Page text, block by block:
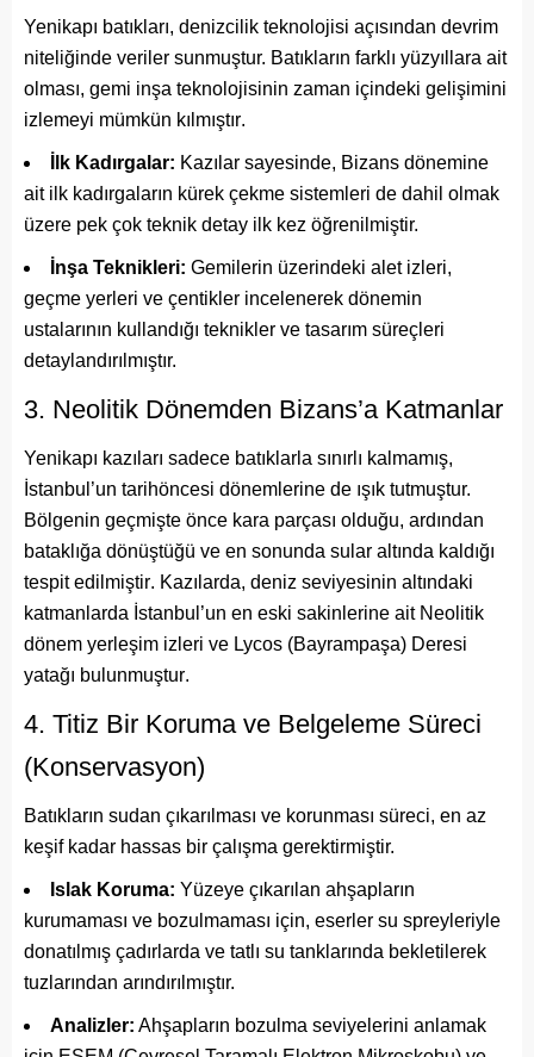
Yenikapı batıkları, denizcilik teknolojisi açısından devrim
niteliğinde veriler sunmuştur. Batıkların farklı yüzyıllara ait
olması, gemi inşa teknolojisinin zaman içindeki gelişimini
izlemeyi mümkün kılmıştır.
İlk Kadırgalar: Kazılar sayesinde, Bizans dönemine
ait ilk kadırgaların kürek çekme sistemleri de dahil olmak
üzere pek çok teknik detay ilk kez öğrenilmiştir.
İnşa Teknikleri: Gemilerin üzerindeki alet izleri,
geçme yerleri ve çentikler incelenerek dönemin
ustalarının kullandığı teknikler ve tasarım süreçleri
detaylandırılmıştır.
3. Neolitik Dönemden Bizans’a Katmanlar
Yenikapı kazıları sadece batıklarla sınırlı kalmamış,
İstanbul’un tarihöncesi dönemlerine de ışık tutmuştur.
Bölgenin geçmişte önce kara parçası olduğu, ardından
bataklığa dönüştüğü ve en sonunda sular altında kaldığı
tespit edilmiştir. Kazılarda, deniz seviyesinin altındaki
katmanlarda İstanbul’un en eski sakinlerine ait Neolitik
dönem yerleşim izleri ve Lycos (Bayrampaşa) Deresi
yatağı bulunmuştur.
4. Titiz Bir Koruma ve Belgeleme Süreci
(Konservasyon)
Batıkların sudan çıkarılması ve korunması süreci, en az
keşif kadar hassas bir çalışma gerektirmiştir.
Islak Koruma: Yüzeye çıkarılan ahşapların
kurumaması ve bozulmaması için, eserler su spreyleriyle
donatılmış çadırlarda ve tatlı su tanklarında bekletilerek
tuzlarından arındırılmıştır.
Analizler: Ahşapların bozulma seviyelerini anlamak